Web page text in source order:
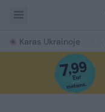
Karas Ukrainoje